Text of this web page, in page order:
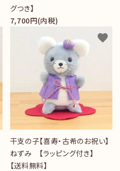
グつき】
7,700円(内税)
干支の子【喜寿・古希のお祝い】
ねずみ 【ラッピング付き】
【送料無料】
favorite